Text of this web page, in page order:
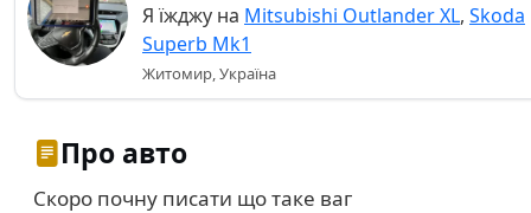
Я їжджу на Mitsubishi Outlander XL, Skoda
Superb Mk1
Житомир, Україна
Про авто
Скоро почну писати що таке ваг